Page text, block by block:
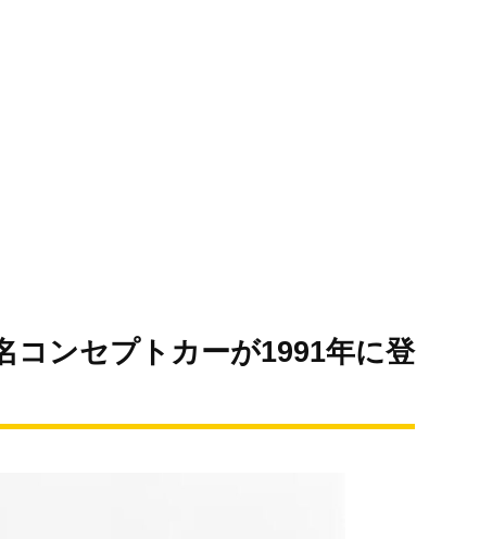
コンセプトカーが1991年に登